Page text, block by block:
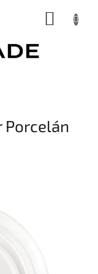
KOSÁR
Porcelán